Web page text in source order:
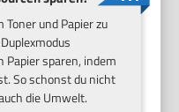
und Papier zu
sparen, indem
So schonst du nicht
die Umwelt.